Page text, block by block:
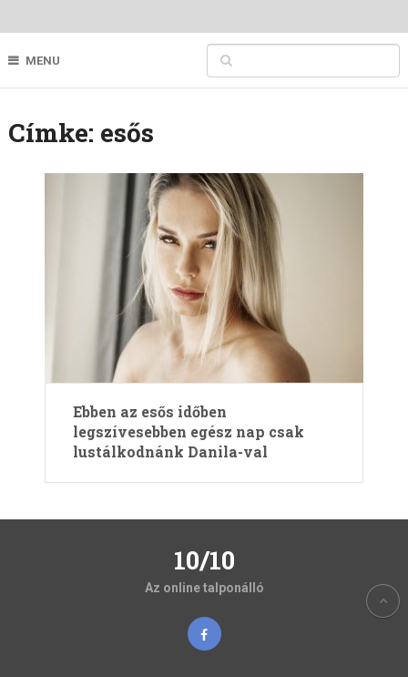
MENU
Címke: esős
Ebben az esős időben
legszívesebben egész nap csak
lustálkodnánk Danila-val
10/10
Az online talponálló